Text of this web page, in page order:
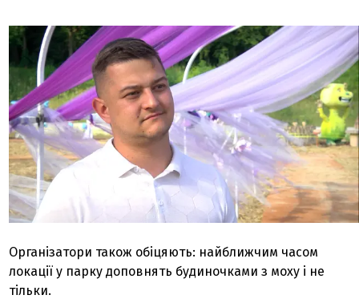
Організатори також обіцяють: найближчим часом
локації у парку доповнять будиночками з моху і не
тільки.